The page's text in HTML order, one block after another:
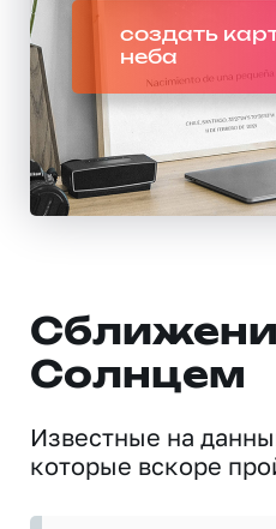
создать
неба
Солнцем
Известные на
которые вскоре